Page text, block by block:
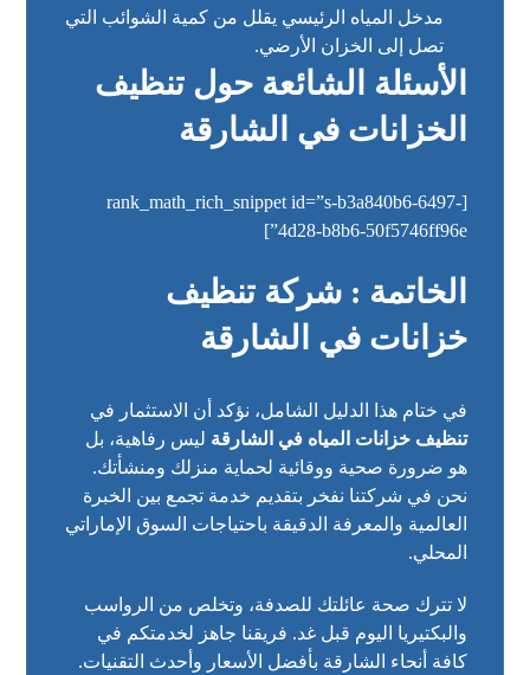
مدخل المياه الرئيسي يقلل من كمية الشوائب التي
تصل إلى الخزان الأرضي.
الأسئلة الشائعة حول تنظيف
الخزانات في الشارقة
[rank_math_rich_snippet id=”s-b3a840b6-6497-
4d28-b8b6-50f5746ff96e”]
الخاتمة : شركة تنظيف
خزانات في الشارقة
في ختام هذا الدليل الشامل، نؤكد أن الاستثمار في
تنظيف خزانات المياه في الشارقة ليس رفاهية، بل
هو ضرورة صحية ووقائية لحماية منزلك ومنشأتك.
نحن في شركتنا نفخر بتقديم خدمة تجمع بين الخبرة
العالمية والمعرفة الدقيقة باحتياجات السوق الإماراتي
المحلي.
لا تترك صحة عائلتك للصدفة، وتخلص من الرواسب
والبكتيريا اليوم قبل غد. فريقنا جاهز لخدمتكم في
كافة أنحاء الشارقة بأفضل الأسعار وأحدث التقنيات.